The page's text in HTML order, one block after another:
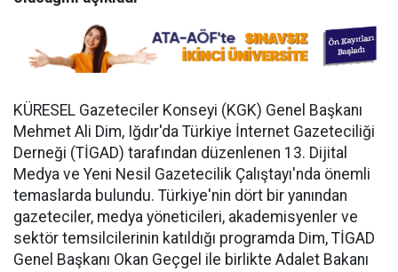
KÜRESEL Gazeteciler Konseyi (KGK) Genel Başkanı
Mehmet Ali Dim, Iğdır'da Türkiye İnternet Gazeteciliği
Derneği (TİGAD) tarafından düzenlenen 13. Dijital
Medya ve Yeni Nesil Gazetecilik Çalıştayı'nda önemli
temaslarda bulundu. Türkiye'nin dört bir yanından
gazeteciler, medya yöneticileri, akademisyenler ve
sektör temsilcilerinin katıldığı programda Dim, TİGAD
Genel Başkanı Okan Geçgel ile birlikte Adalet Bakanı